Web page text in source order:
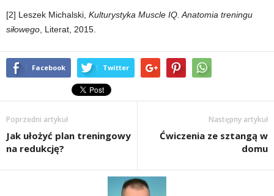
[2] Leszek Michalski, Kulturystyka Muscle IQ. Anatomia treningu
siłowego, Literat, 2015.
Facebook Twitter
Poprzedni artykuł
Jak ułożyć plan treningowy
na redukcję?
Następny artykuł
Ćwiczenia ze sztangą w
domu